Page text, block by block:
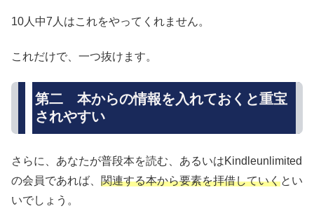
10人中7人はこれをやってくれません。
これだけで、一つ抜けます。
第二 本からの情報を入れておくと重宝
されやすい
さらに、あなたが普段本を読む、あるいはKindleunlimited
の会員であれば、 関連する本から要素を拝借していくとい
いでしょう。